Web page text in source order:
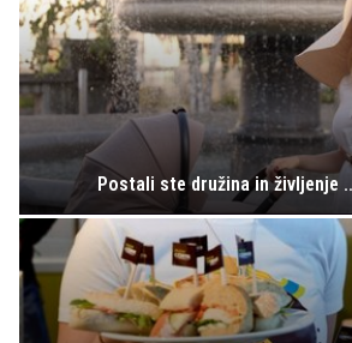
Postali ste družina in življenje